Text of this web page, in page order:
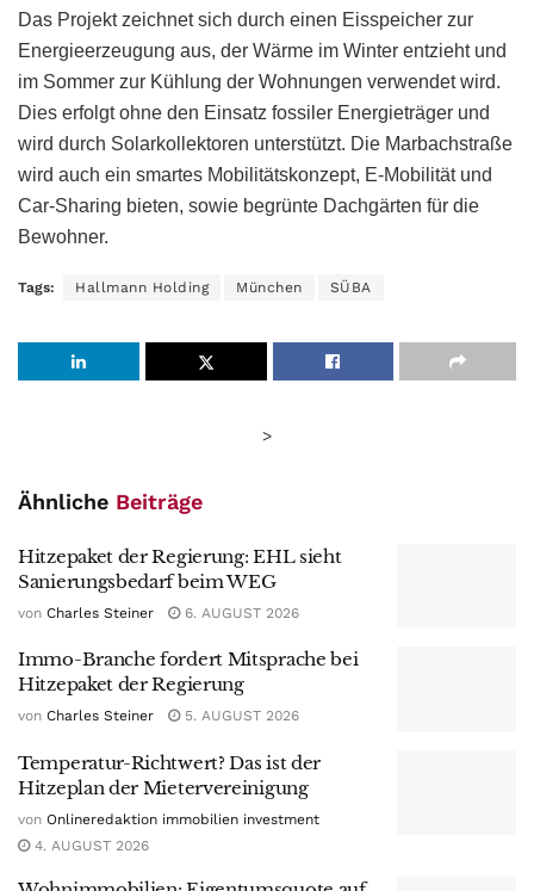
Das Projekt zeichnet sich durch einen Eisspeicher zur
Energieerzeugung aus, der Wärme im Winter entzieht und
im Sommer zur Kühlung der Wohnungen verwendet wird.
Dies erfolgt ohne den Einsatz fossiler Energieträger und
wird durch Solarkollektoren unterstützt. Die Marbachstraße
wird auch ein smartes Mobilitätskonzept, E-Mobilität und
Car-Sharing bieten, sowie begrünte Dachgärten für die
Bewohner.
Tags: Hallmann Holding München SÜBA
>
Ähnliche Beiträge
Hitzepaket der Regierung: EHL sieht
Sanierungsbedarf beim WEG
von Charles Steiner 6. AUGUST 2026
Immo-Branche fordert Mitsprache bei
Hitzepaket der Regierung
von Charles Steiner 5. AUGUST 2026
Temperatur-Richtwert? Das ist der
Hitzeplan der Mietervereinigung
von Onlineredaktion immobilien investment
4. AUGUST 2026